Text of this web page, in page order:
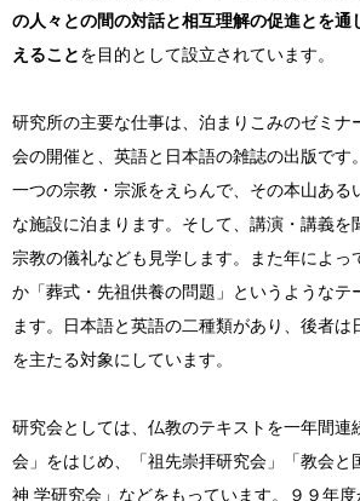
の人々との間の対話と相互理解の促進とを通
えることを目的として設立されています。
研究所の主要な仕事は、泊まりこみのゼミナ
会の開催と、英語と日本語の雑誌の出版です
一つの宗教・宗派をえらんで、その本山ある
な施設に泊まります。そして、講演・講義を
宗教の儀礼なども見学します。また年によっ
か「葬式・先祖供養の問題」というようなテ
ます。日本語と英語の二種類があり、後者は
を主たる対象にしています。
研究会としては、仏教のテキストを一年間連
会」をはじめ、「祖先崇拝研究会」「教会と
神 学研究会」などをもっています。９９年